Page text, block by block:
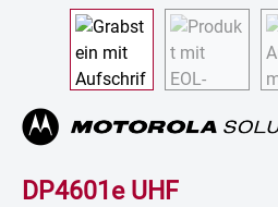
DP4601e UHF